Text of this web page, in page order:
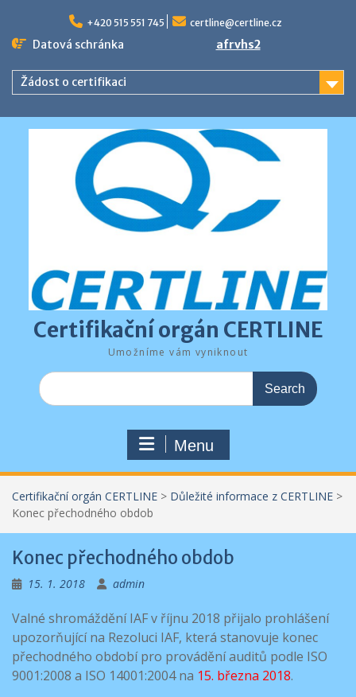
content
+420 515 551 745 certline@certline.cz
Datová schránka afrvhs2
Žádost o certifikaci
Certifikační orgán CERTLINE
Umožníme vám vyniknout
Search
for:
Menu
Certifikační orgán CERTLINE > Důležité informace z CERTLINE >
Konec přechodného obdob
Konec přechodného obdob
15. 1. 2018 admin
Valné shromáždění IAF v říjnu 2018 přijalo prohlášení
upozorňující na Rezoluci IAF, která stanovuje konec
přechodného období pro provádění auditů podle ISO
9001:2008 a ISO 14001:2004 na 15. března 2018.